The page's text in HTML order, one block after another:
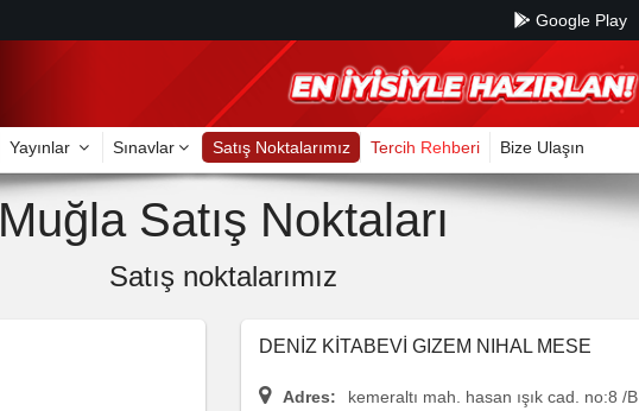
Google Play
Yayınlar Sınavlar Satış Noktalarımız Tercih Rehberi Bize Ulaşın
Muğla Satış Noktaları
Satış noktalarımız
DENİZ KİTABEVİ GIZEM NIHAL MESE
Adres: kemeraltı mah. hasan ışık cad. no:8 /B